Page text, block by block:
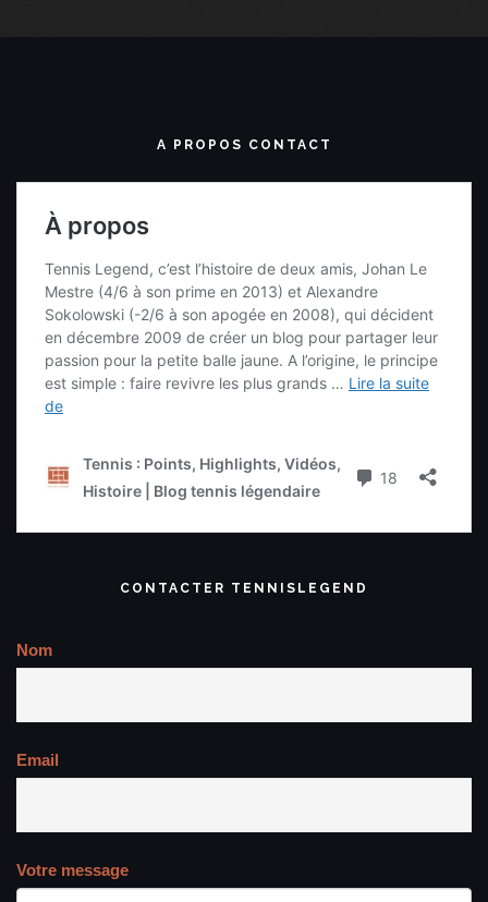
A PROPOS CONTACT
CONTACTER TENNISLEGEND
Nom
Email
Votre message